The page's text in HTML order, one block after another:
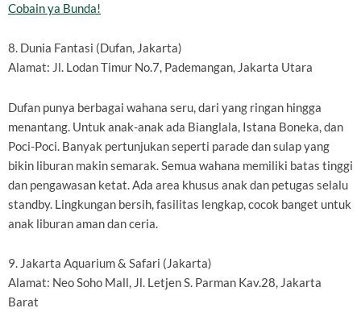
Cobain ya Bunda!
8. Dunia Fantasi (Dufan, Jakarta)
Alamat: Jl. Lodan Timur No.7, Pademangan, Jakarta Utara
Dufan punya berbagai wahana seru, dari yang ringan hingga
menantang. Untuk anak-anak ada Bianglala, Istana Boneka, dan
Poci-Poci. Banyak pertunjukan seperti parade dan sulap yang
bikin liburan makin semarak. Semua wahana memiliki batas tinggi
dan pengawasan ketat. Ada area khusus anak dan petugas selalu
standby. Lingkungan bersih, fasilitas lengkap, cocok banget untuk
anak liburan aman dan ceria.
9. Jakarta Aquarium & Safari (Jakarta)
Alamat: Neo Soho Mall, Jl. Letjen S. Parman Kav.28, Jakarta
Barat